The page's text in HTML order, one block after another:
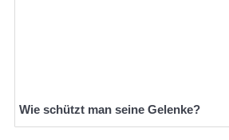
Wie schützt man seine Gelenke?